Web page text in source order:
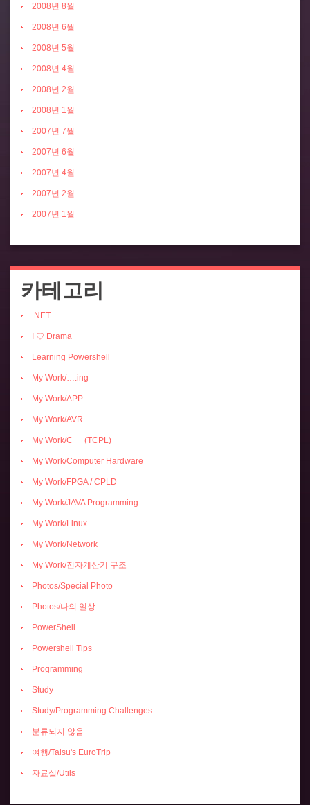
2008년 8월
2008년 6월
2008년 5월
2008년 4월
2008년 2월
2008년 1월
2007년 7월
2007년 6월
2007년 4월
2007년 2월
2007년 1월
카테고리
.NET
I ♡ Drama
Learning Powershell
My Work/….ing
My Work/APP
My Work/AVR
My Work/C++ (TCPL)
My Work/Computer Hardware
My Work/FPGA / CPLD
My Work/JAVA Programming
My Work/Linux
My Work/Network
My Work/전자계산기 구조
Photos/Special Photo
Photos/나의 일상
PowerShell
Powershell Tips
Programming
Study
Study/Programming Challenges
분류되지 않음
여행/Talsu's EuroTrip
자료실/Utils